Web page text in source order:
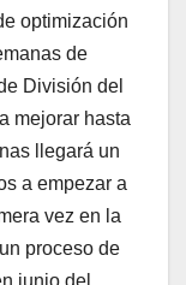
optimización
de
División del
mejorar hasta
llegará un
a empezar a
vez en la
proceso de
junio del